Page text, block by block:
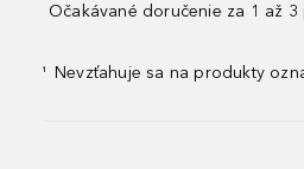
Očakávané doručenie za 1 až 3
¹ Nevzťahuje sa na produkty